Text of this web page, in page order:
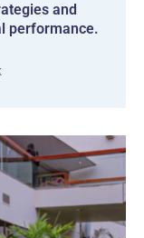
and
performance.